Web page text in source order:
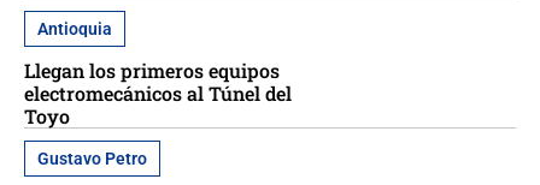
Antioquia
Llegan los primeros equipos
electromecánicos al Túnel del
Toyo
Gustavo Petro